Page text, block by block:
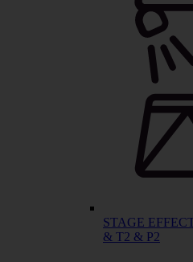
STAGE
& T2 & P2